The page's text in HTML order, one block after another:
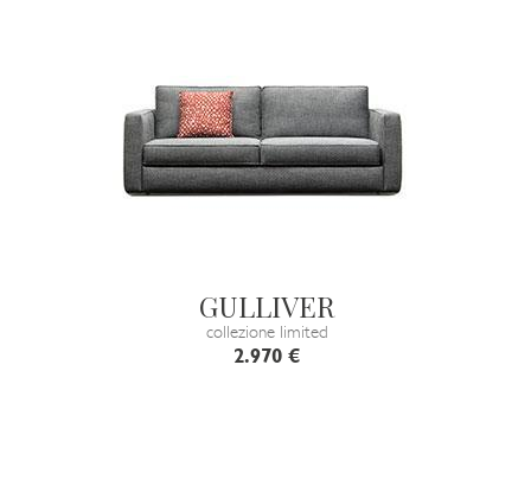
GULLIVER
collezione limited
2.970 €